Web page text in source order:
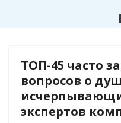
ТОП-45 часто
вопросов о
экспертов